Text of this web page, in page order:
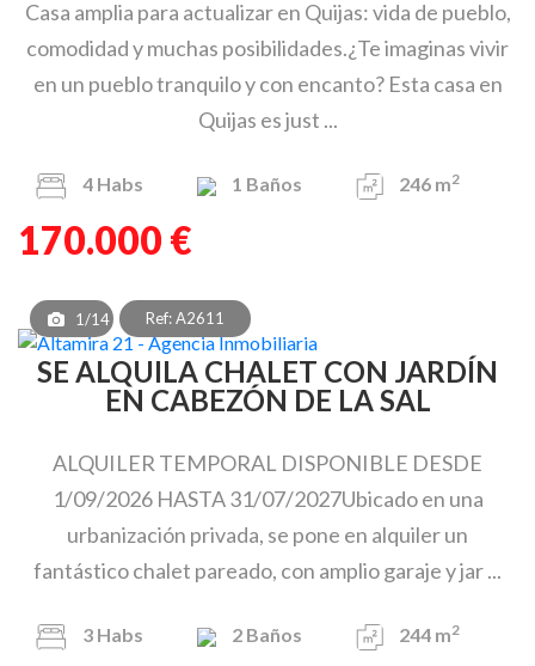
Casa amplia para actualizar en Quijas: vida de pueblo,
comodidad y muchas posibilidades.¿Te imaginas vivir
en un pueblo tranquilo y con encanto? Esta casa en
Quijas es just ...
4 Habs 1 Baños 246 m2
170.000 €
1/14 Ref: A2611
SE ALQUILA CHALET CON JARDÍN
EN CABEZÓN DE LA SAL
ALQUILER TEMPORAL DISPONIBLE DESDE
1/09/2026 HASTA 31/07/2027Ubicado en una
urbanización privada, se pone en alquiler un
fantástico chalet pareado, con amplio garaje y jar ...
3 Habs 2 Baños 244 m2